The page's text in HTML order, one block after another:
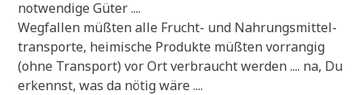
not­wen­di­ge Güter ....
Weg­fal­len müß­ten alle Frucht- und Nah­rungs­mit­tel­
trans­por­te, hei­mi­sche Pro­duk­te müß­ten vor­ran­gig
(ohne Trans­port) vor Ort ver­braucht wer­den .... na, Du
erkennst, was da nötig wäre ....